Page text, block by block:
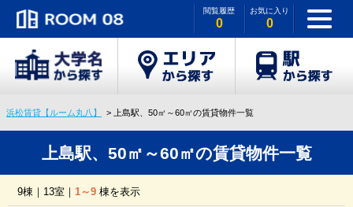
閲覧履歴
0
お気に入り
0
浜松賃貸【ルーム丸八】 上島駅、50㎡～60㎡の賃貸物件一覧
上島駅、50㎡～60㎡の賃貸物件一覧
9棟｜13室｜ 1～9 棟を表示